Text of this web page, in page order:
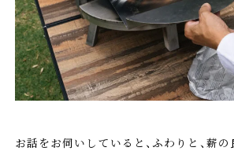
お話をお伺いしていると、ふわりと、薪